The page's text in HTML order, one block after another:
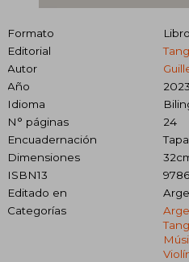
Formato
Editorial
Autor
Año
2023
Idioma
N° páginas
24
Encuadernación
Dimensiones
ISBN13
Editado en
Categorías